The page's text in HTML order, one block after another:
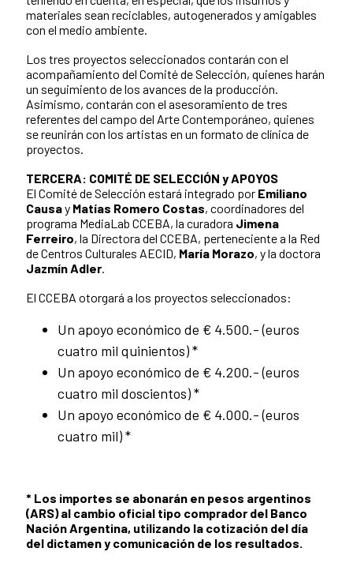
materiales sean reciclables, autogenerados y amigables
con el medio ambiente.
Los tres proyectos seleccionados contarán con el
acompañamiento del Comité de Selección, quienes harán
un seguimiento de los avances de la producción.
Asimismo, contarán con el asesoramiento de tres
referentes del campo del Arte Contemporáneo, quienes
se reunirán con los artistas en un formato de clínica de
proyectos.
TERCERA: COMITÉ DE SELECCIÓN y APOYOS
El Comité de Selección estará integrado por Emiliano
Causay Matías Romero Costas, coordinadores del
programa MediaLab CCEBA, la curadora Jimena
Ferreiro, la Directora del CCEBA, perteneciente a la Red
de Centros Culturales AECID, María Morazo, y la doctora
Jazmín Adler
El CCEBA otorgará a los proyectos seleccionados:
Un apoyo económico de € 4.500.- (euros
cuatro mil quinientos) *
Un apoyo económico de € 4.200.- (euros
cuatro mil doscientos) *
Un apoyo económico de € 4.000.- (euros
cuatro mil) *
* Los importes se abonarán en pesos argentinos
(ARS) al cambio oficial tipo comprador del Banco
Nación Argentina, utilizando la cotización del día
del dictamen y comunicación de los resultados.